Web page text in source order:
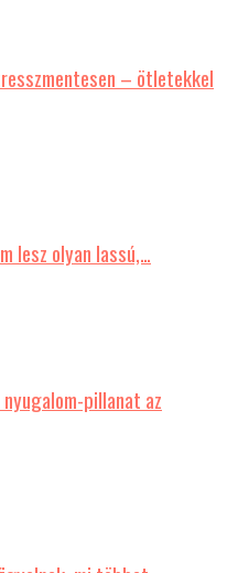
– ötletekkel
lesz olyan lassú,…
pillanat az